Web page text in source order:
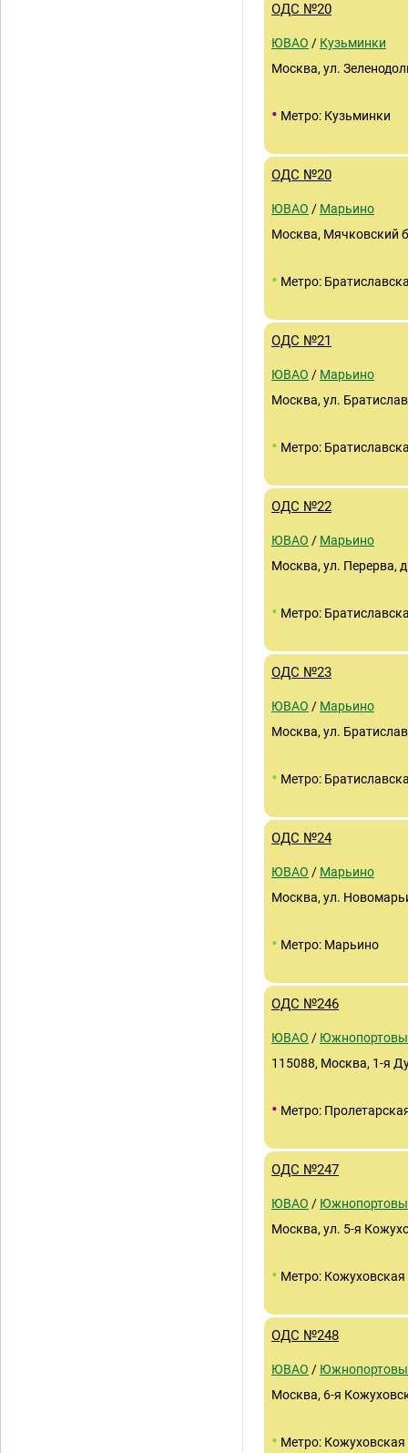
ОДС №20
ЮВАО / Кузьминки
Москва, ул.
• Метро: Кузьминки
ОДС №20
ЮВАО / Марьино
Москва, Мячковский
• Метро:
ОДС №21
ЮВАО / Марьино
Москва, ул.
• Метро:
ОДС №22
ЮВАО / Марьино
Москва, ул. Перерва,
• Метро:
ОДС №23
ЮВАО / Марьино
Москва, ул.
• Метро:
ОДС №24
ЮВАО / Марьино
Москва, ул.
• Метро: Марьино
ОДС №246
ЮВАО /
115088, Москва, 1-я
• Метро:
ОДС №247
ЮВАО /
Москва, ул. 5-я
• Метро: Кожуховская
ОДС №248
ЮВАО /
Москва, 6-я
• Метро: Кожуховская